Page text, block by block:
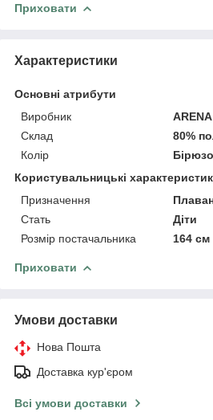
Приховати
Характеристики
Основні атрибути
Виробник
ARENA
Склад
80%
Колір
Користувальницькі
Призначення
Стать
Діти
Розмір постачальника
164 см
Приховати
Умови доставки
Нова Пошта
Доставка кур'єром
Всі умови доставки